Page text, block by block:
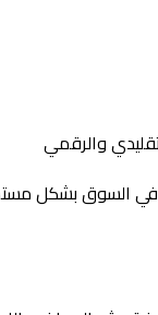
والرقمي
السوق بشكل